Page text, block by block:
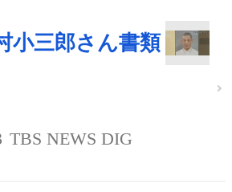
小三郎さん書類
TBS NEWS DIG